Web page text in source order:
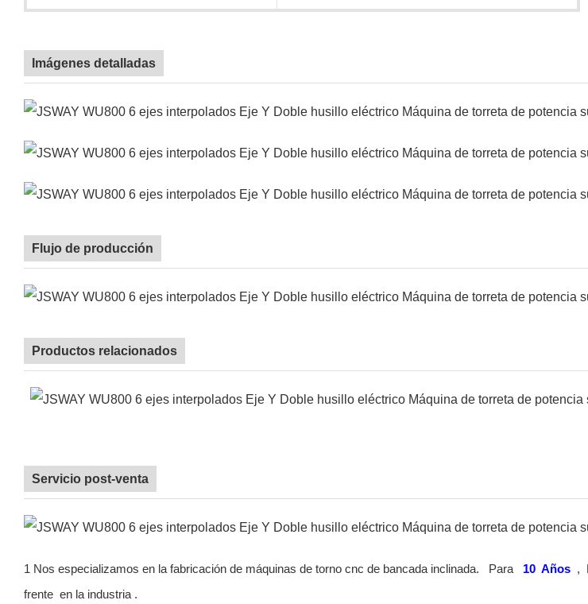
Imágenes detalladas
Flujo de producción
Productos relacionados
Servicio post-venta
1 Nos especializamos en la fabricación de máquinas de torno cnc de bancada inclinada. Para 10 Años ,
frente en la industria .